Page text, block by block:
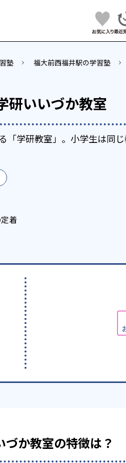
塾 福大前西福井駅の学習塾
研いいづか教室
「学研教室」。小学生は同
着
か教室の特徴は？